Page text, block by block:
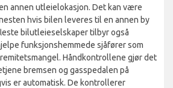
annen utleielokasjon. Det kan være
hvis bilen leveres til en annen by
bilutleieselskaper tilbyr også
funksjonshemmede sjåfører som
Håndkontrollene gjør det
bremsen og gasspedalen på
er automatisk. De kontrollerer